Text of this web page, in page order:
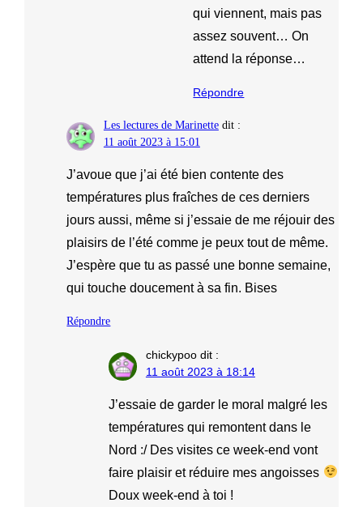
qui viennent, mais pas
assez souvent… On
attend la réponse…
Répondre
Les lectures de Marinette dit :
11 août 2023 à 15:01
J’avoue que j’ai été bien contente des
températures plus fraîches de ces derniers
jours aussi, même si j’essaie de me réjouir des
plaisirs de l’été comme je peux tout de même.
J’espère que tu as passé une bonne semaine,
qui touche doucement à sa fin. Bises
Répondre
chickypoo dit :
11 août 2023 à 18:14
J’essaie de garder le moral malgré les
températures qui remontent dans le
Nord :/ Des visites ce week-end vont
faire plaisir et réduire mes angoisses
Doux week-end à toi !